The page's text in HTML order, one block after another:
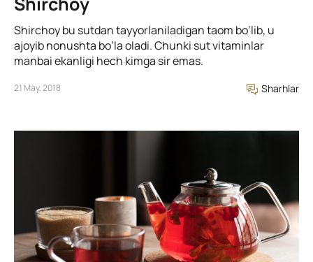
Shirchoy bu sutdan tayyorlaniladigan taom bo’lib, u
ajoyib nonushta bo’la oladi. Chunki sut vitaminlar
manbai ekanligi hech kimga sir emas.
21 May, 2018 Sharhlar